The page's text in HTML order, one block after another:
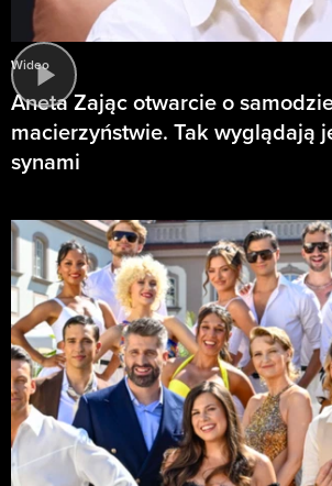
Wideo
Aneta Zając otwarcie o
macierzyństwie. Tak wyglądają
synami